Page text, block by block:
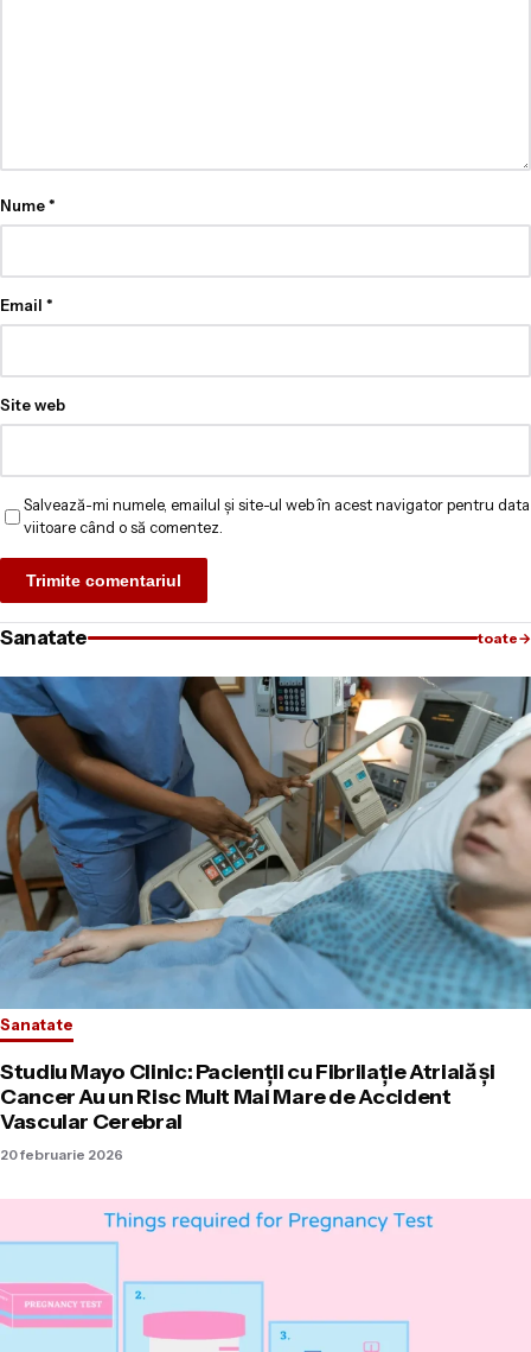
Nume*
Email *
Site web
Salvează-mi numele, emailul și site-ul web în acest navigator pentru data
viitoare când o să comentez.
Sanatate toate→
Sanatate
Studiu Mayo Clinic: Pacienții cu Fibrilație Atrială și
Cancer Au un Risc Mult Mai Mare de Accident
Vascular Cerebral
20 februarie 2026